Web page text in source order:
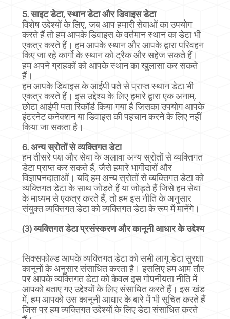
5. साइट डेटा, स्थान डेटा और डिवाइस डेटा
विशेष उद्देश्यों के लिए, जब आप हमारी सेवाओं का उपयोग
करते हैं तो हम आपके डिवाइस के वर्तमान स्थान का डेटा भी
एकत्र करते हैं। हम आपके स्थान और आपके द्वारा परिवहन
किए जा रहे कार्गो के स्थान को ट्रैक और सहेज सकते हैं।
हम अपने ग्राहकों को आपके स्थान का खुलासा कर सकते
हैं।
हम आपके डिवाइस के आईपी पते से प्राप्त स्थान डेटा भी
एकत्र करते हैं। इस उद्देश्य के लिए हमारे द्वारा एक अनाम,
छोटा आईपी पता रिकॉर्ड किया गया है जिसका उपयोग आपके
इंटरनेट कनेक्शन या डिवाइस की पहचान करने के लिए नहीं
किया जा सकता है।
6. अन्य स्रोतों से व्यक्तिगत डेटा
हम तीसरे पक्ष और सेवा के अलावा अन्य स्रोतों से व्यक्तिगत
डेटा प्राप्त कर सकते हैं, जैसे हमारे भागीदारों और
विज्ञापनदाताओं। यदि हम अन्य स्रोतों से व्यक्तिगत डेटा को
व्यक्तिगत डेटा के साथ जोड़ते हैं या जोड़ते हैं जिसे हम सेवा
के माध्यम से एकत्र करते हैं, तो हम इस नीति के अनुसार
संयुक्त व्यक्तिगत डेटा को व्यक्तिगत डेटा के रूप में मानेंगे।
(3) व्यक्तिगत डेटा प्रसंस्करण और कानूनी आधार के उद्देश्य
सिक्सफोल्ड आपके व्यक्तिगत डेटा को सभी लागू डेटा सुरक्षा
कानूनों के अनुसार संसाधित करता है। इसलिए हम आम तौर
पर आपके व्यक्तिगत डेटा को केवल इस गोपनीयता नीति में
आपको बताए गए उद्देश्यों के लिए संसाधित करते हैं। इस खंड
में, हम आपको उस कानूनी आधार के बारे में भी सूचित करते हैं
जिस पर हम व्यक्तिगत उद्देश्यों के लिए डेटा संसाधित करते